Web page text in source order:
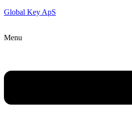
Global Key ApS
Menu